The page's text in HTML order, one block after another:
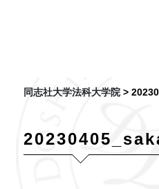
同志社大学法科大学院>